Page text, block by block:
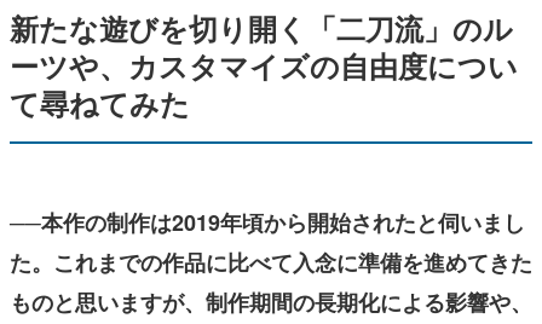
新たな遊びを切り開く「二刀流」のル
ーツや、カスタマイズの自由度につい
て尋ねてみた
──本作の制作は2019年頃から開始されたと伺いまし
た。これまでの作品に比べて入念に準備を進めてきた
ものと思いますが、制作期間の長期化による影響や、